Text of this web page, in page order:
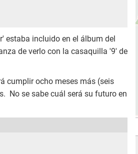
estaba incluido en el álbum del
de verlo con la casaquilla '9' de
cumplir ocho meses más (seis
No se sabe cuál será su futuro en